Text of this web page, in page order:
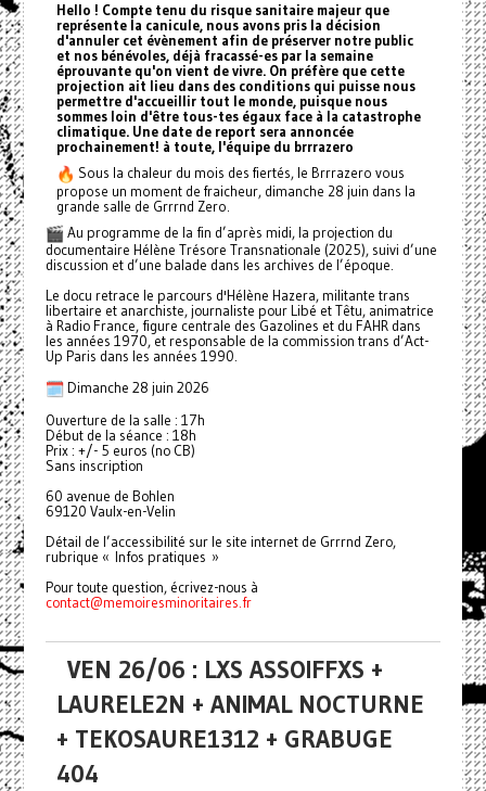
Hello ! Compte tenu du risque sanitaire majeur que
représente la canicule, nous avons pris la décision
d'annuler cet évènement afin de préserver notre public
et nos bénévoles, déjà fracassé-es par la semaine
éprouvante qu'on vient de vivre. On préfère que cette
projection ait lieu dans des conditions qui puisse nous
permettre d'accueillir tout le monde, puisque nous
sommes loin d'être tous-tes égaux face à la catastrophe
climatique. Une date de report sera annoncée
prochainement! à toute, l'équipe du brrrazero
Sous la chaleur du mois des fiertés, le Brrrazero vous
propose un moment de fraicheur, dimanche 28 juin dans la
grande salle de Grrrnd Zero.
Au programme de la fin d’après midi, la projection du
documentaire Hélène Trésore Transnationale (2025), suivi d’une
discussion et d’une balade dans les archives de l’époque.
Le docu retrace le parcours d'Hélène Hazera, militante trans
libertaire et anarchiste, journaliste pour Libé et Têtu, animatrice
à Radio France, figure centrale des Gazolines et du FAHR dans
les années 1970, et responsable de la commission trans d’Act-
Up Paris dans les années 1990.
Dimanche 28 juin 2026
Ouverture de la salle : 17h
Début de la séance : 18h
Prix : +/- 5 euros (no CB)
Sans inscription
60 avenue de Bohlen
69120 Vaulx-en-Velin
Détail de l’accessibilité sur le site internet de Grrrnd Zero,
rubrique « Infos pratiques »
Pour toute question, écrivez-nous à
contact@memoiresminoritaires.fr
VEN 26/06 : LXS ASSOIFFXS +
LAURELE2N + ANIMAL NOCTURNE
+ TEKOSAURE1312 + GRABUGE
404